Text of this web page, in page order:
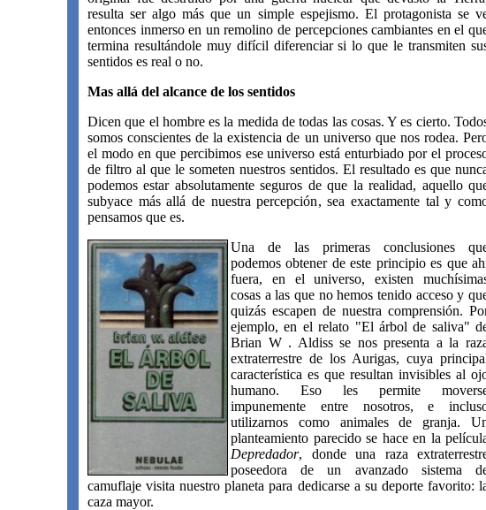
resulta ser algo más que un simple espejismo. El protagonista se
entonces inmerso en un remolino de percepciones cambiantes en el
termina resultándole muy difícil diferenciar si lo que le transmiten
sentidos es real o no.
Mas allá del alcance de los sentidos
Dicen que el hombre es la medida de todas las cosas. Y es cierto.
somos conscientes de la existencia de un universo que nos rodea.
el modo en que percibimos ese universo está enturbiado por el
de filtro al que le someten nuestros sentidos. El resultado es que
podemos estar absolutamente seguros de que la realidad, aquello
subyace más allá de nuestra percepción, sea exactamente tal y
pensamos que es.
Una de las primeras conclusiones
podemos obtener de este principio es que
fuera, en el universo, existen
cosas a las que no hemos tenido acceso y
quizás escapen de nuestra comprensión.
ejemplo, en el relato "El árbol de saliva"
Brian W . Aldiss se nos presenta a la
extraterrestre de los Aurigas, cuya
característica es que resultan invisibles al
humano. Eso les permite
impunemente entre nosotros, e
utilizarnos como animales de granja.
planteamiento parecido se hace en la
Depredador, donde una raza
poseedora de un avanzado sistema
camuflaje visita nuestro planeta para dedicarse a su deporte favorito:
caza mayor.